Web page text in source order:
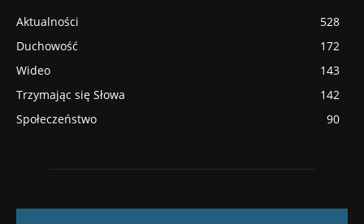
Aktualności
528
Duchowość
172
Wideo
143
Trzymając się Słowa
142
Społeczeństwo
90